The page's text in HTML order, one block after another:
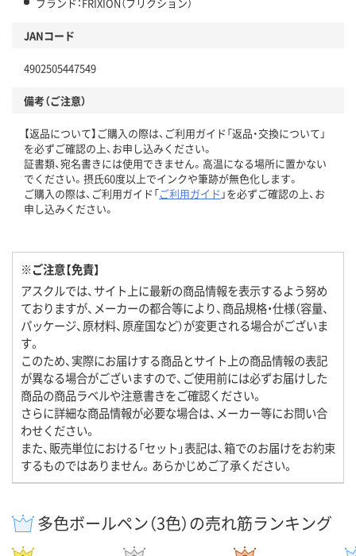
JANコード
4902505447549
備考（ご注意）
【返品について】ご購入の際は、ご利用ガイド「返品・交換について」
を必ずご確認の上、お申し込みください。
証書類、宛名書きには使用できません。高温になる場所に置かない
でください。摂氏60度以上でインクや筆跡が無色化します。
ご購入の際は、ご利用ガイド「ご利用ガイド 」を必ずご確認の上、お
申し込みください。
※ご注意【免責】
アスクルでは、サイト上に最新の商品情報を表示するよう努め
ておりますが、メーカーの都合等により、商品規格・仕様（容量、
パッケージ、原材料、原産国など）が変更される場合がございま
す。
このため、実際にお届けする商品とサイト上の商品情報の表記
が異なる場合がございますので、ご使用前には必ずお届けした
商品の商品ラベルや注意書きをご確認ください。
さらに詳細な商品情報が必要な場合は、メーカー等にお問い合
わせください。
また、販売単位における「セット」表記は、箱でのお届けをお約束
するものではありません。あらかじめご了承ください。
多色ボールペン（3色）の売れ筋ランキング